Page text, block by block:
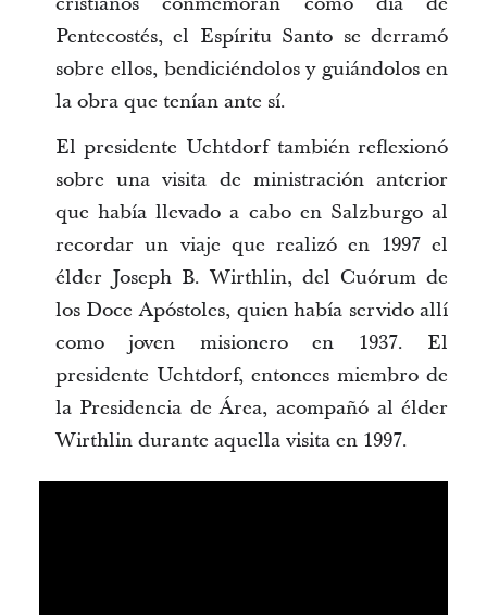
Pentecostés, el Espíritu Santo se derramó
sobre ellos, bendiciéndolos y guiándolos en
la obra que tenían ante sí.
El presidente Uchtdorf también reflexionó
sobre una visita de ministración anterior
que había llevado a cabo en Salzburgo al
recordar un viaje que realizó en 1997 el
élder Joseph B. Wirthlin, del Cuórum de
los Doce Apóstoles, quien había servido allí
como joven misionero en 1937. El
presidente Uchtdorf, entonces miembro de
la Presidencia de Área, acompañó al élder
Wirthlin durante aquella visita en 1997.